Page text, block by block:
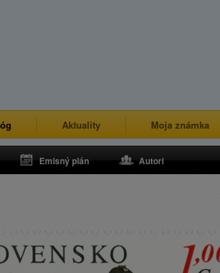
Aktuality Moja známka
Emisný plán Autori